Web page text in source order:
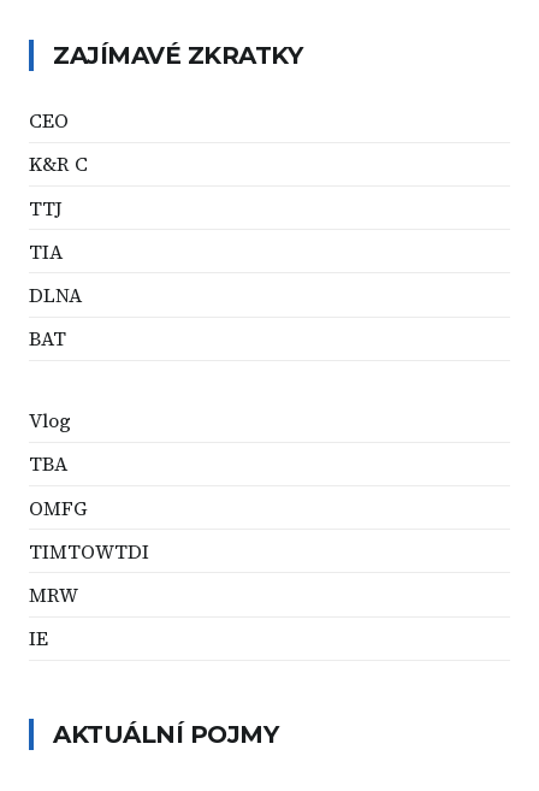
ZAJÍMAVÉ ZKRATKY
CEO
K&R C
TTJ
TIA
DLNA
BAT
Vlog
TBA
OMFG
TIMTOWTDI
MRW
IE
AKTUÁLNÍ POJMY